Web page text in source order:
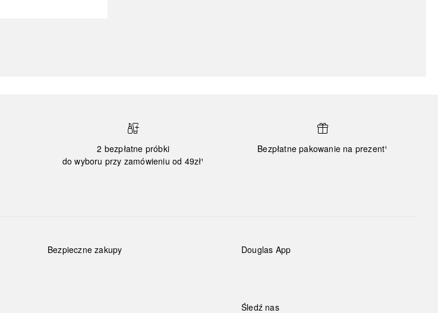
2 bezpłatne próbki
do wyboru przy zamówieniu od 49zł¹
Bezpłatne pakowanie na prezent¹
Bezpieczne zakupy Douglas App
Śledź nas